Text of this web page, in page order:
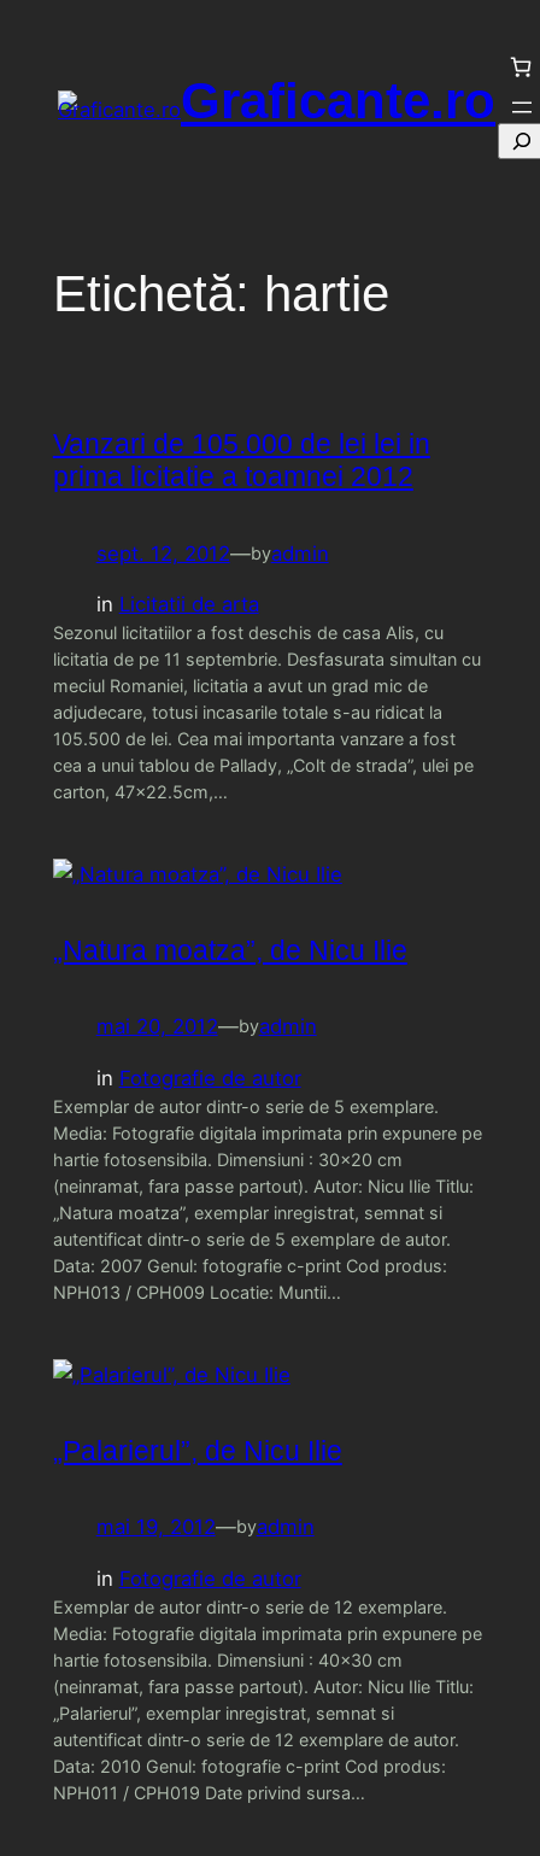
conținut
Graficante.ro
Etichetă: hartie
Vanzari de 105.000 de lei lei in
prima licitatie a toamnei 2012
sept. 12, 2012—byadmin
in Licitatii de arta
Sezonul licitatiilor a fost deschis de casa Alis, cu
licitatia de pe 11 septembrie. Desfasurata simultan cu
meciul Romaniei, licitatia a avut un grad mic de
adjudecare, totusi incasarile totale s-au ridicat la
105.500 de lei. Cea mai importanta vanzare a fost
cea a unui tablou de Pallady, „Colt de strada”, ulei pe
carton, 47×22.5cm,…
„Natura moatza”, de Nicu Ilie
mai 20, 2012—byadmin
in Fotografie de autor
Exemplar de autor dintr-o serie de 5 exemplare.
Media: Fotografie digitala imprimata prin expunere pe
hartie fotosensibila. Dimensiuni : 30×20 cm
(neinramat, fara passe partout). Autor: Nicu Ilie Titlu:
„Natura moatza”, exemplar inregistrat, semnat si
autentificat dintr-o serie de 5 exemplare de autor.
Data: 2007 Genul: fotografie c-print Cod produs:
NPH013 / CPH009 Locatie: Muntii…
„Palarierul”, de Nicu Ilie
mai 19, 2012—byadmin
in Fotografie de autor
Exemplar de autor dintr-o serie de 12 exemplare.
Media: Fotografie digitala imprimata prin expunere pe
hartie fotosensibila. Dimensiuni : 40×30 cm
(neinramat, fara passe partout). Autor: Nicu Ilie Titlu:
„Palarierul”, exemplar inregistrat, semnat si
autentificat dintr-o serie de 12 exemplare de autor.
Data: 2010 Genul: fotografie c-print Cod produs:
NPH011 / CPH019 Date privind sursa…